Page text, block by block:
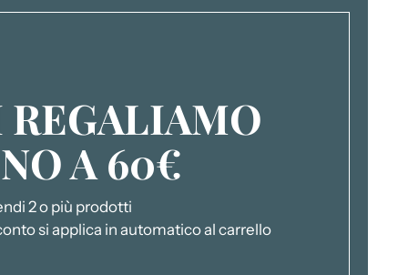
A 60€
2 o più prodotti
si applica in automatico al carrello